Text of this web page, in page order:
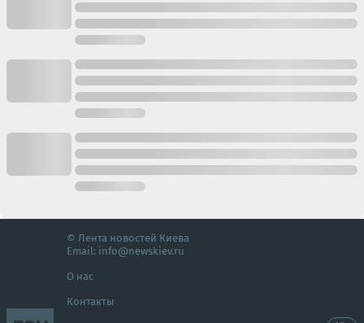
© Лента новостей Киева
Email: info@newskiev.ru
О нас
Контакты